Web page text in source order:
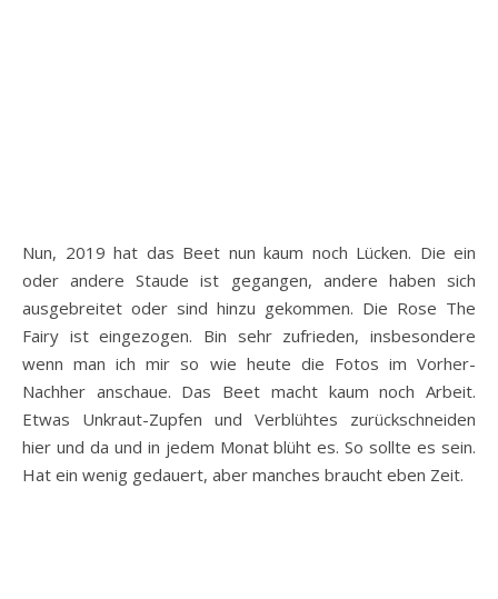
Nun, 2019 hat das Beet nun kaum noch Lücken. Die ein
oder andere Staude ist gegangen, andere haben sich
ausgebreitet oder sind hinzu gekommen. Die Rose The
Fairy ist eingezogen. Bin sehr zufrieden, insbesondere
wenn man ich mir so wie heute die Fotos im Vorher-
Nachher anschaue. Das Beet macht kaum noch Arbeit.
Etwas Unkraut-Zupfen und Verblühtes zurückschneiden
hier und da und in jedem Monat blüht es. So sollte es sein.
Hat ein wenig gedauert, aber manches braucht eben Zeit.